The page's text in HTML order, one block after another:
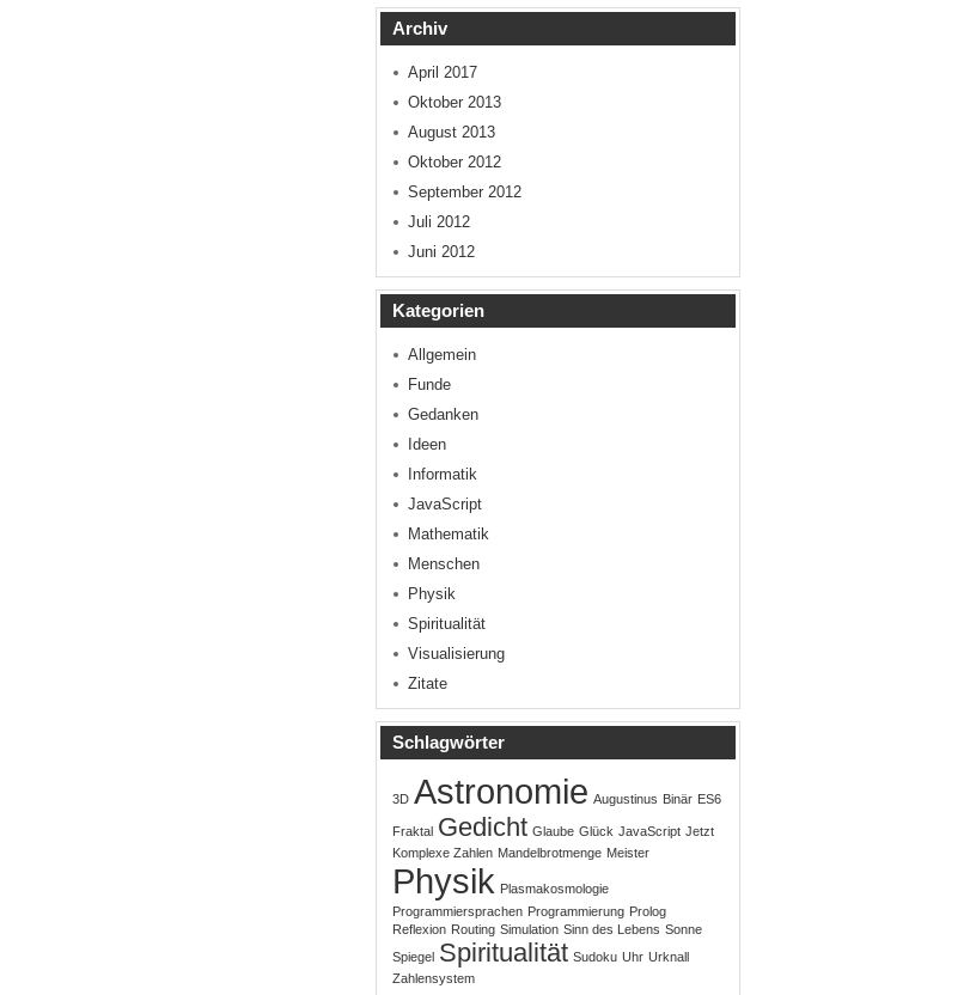
Archiv
April 2017
Oktober 2013
August 2013
Oktober 2012
September 2012
Juli 2012
Juni 2012
Kategorien
Allgemein
Funde
Gedanken
Ideen
Informatik
JavaScript
Mathematik
Menschen
Physik
Spiritualität
Visualisierung
Zitate
Schlagwörter
3D Astronomie Augustinus Binär ES6
Fraktal Gedicht Glaube Glück JavaScript Jetzt
Komplexe Zahlen Mandelbrotmenge Meister
Physik Plasmakosmologie
Programmiersprachen Programmierung Prolog
Reflexion Routing Simulation Sinn des Lebens Sonne
Spiegel Spiritualität Sudoku Uhr Urknall
Zahlensystem